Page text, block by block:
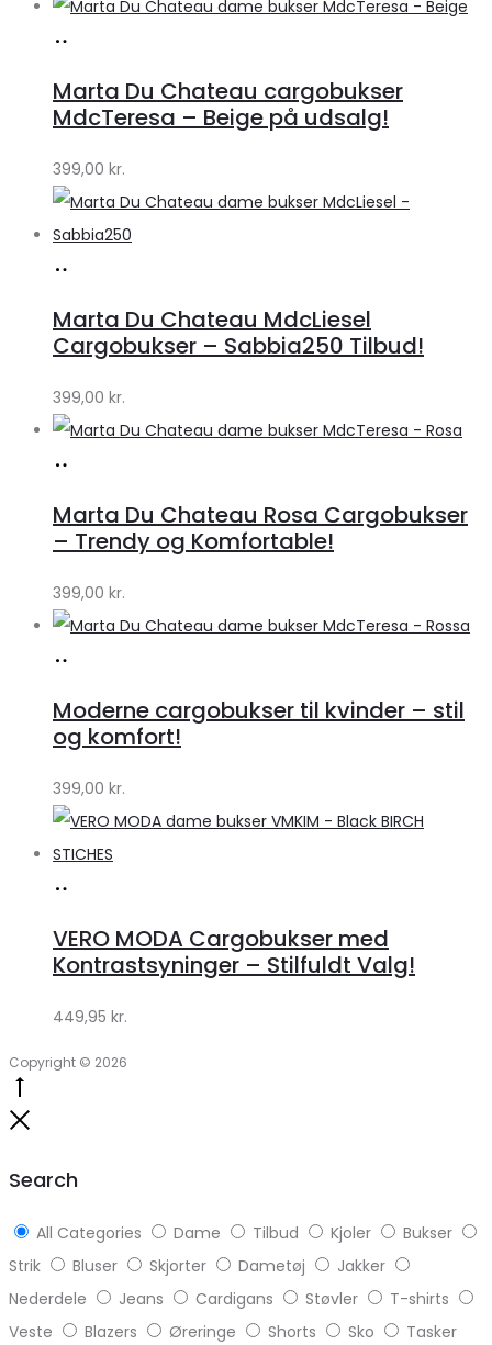
Klædeskabet.dk
Marta Du Chateau cargobukser
MdcTeresa – Beige på udsalg!
399,00 kr.
Klædeskabet.dk
Marta Du Chateau MdcLiesel
Cargobukser – Sabbia250 Tilbud!
399,00 kr.
Klædeskabet.dk
Marta Du Chateau Rosa Cargobukser
– Trendy og Komfortable!
399,00 kr.
Klædeskabet.dk
Moderne cargobukser til kvinder – stil
og komfort!
399,00 kr.
Klædeskabet.dk
VERO MODA Cargobukser med
Kontrastsyninger – Stilfuldt Valg!
449,95 kr.
Copyright © 2026
Search
All Categories Dame Tilbud Kjoler
Bukser
Strik
Bluser Skjorter Dametøj
Jakker
Nederdele
Jeans Cardigans Støvler
T-shirts
Veste
Blazers Øreringe Shorts Sko
Tasker